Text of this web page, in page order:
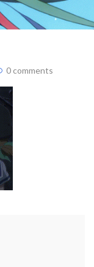
0 comments